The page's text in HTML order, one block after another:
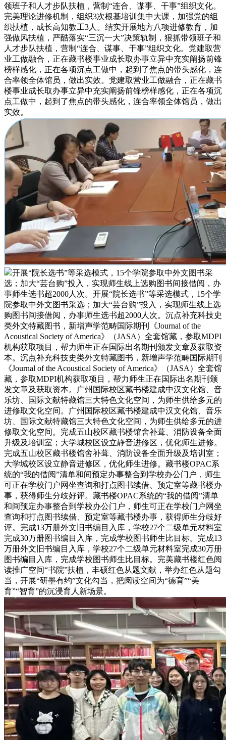
领班子和人才步队扶植，营制“连合、谋事、干事”组织文化。
完美理论进修机制，组织3次根基培训集中大课，加强党的组
织扶植，成长高知教工3人。结实开展地方八项进修教育，加
强做风扶植，严酷落实“三沉一大”决策轨制，狠抓带领班子和
人才步队扶植，营制“连合、谋事、干事”组织文化。党建取营
业工做融合，正在藏书楼事业成长取办事立异中充实阐扬前锋
榜样感化，正在各项沉点工做中，起到了焦点的带头感化，连
合率领全体馆员，做出实效。党建取营业工做融合，正在藏书
楼事业成长取办事立异中充实阐扬前锋榜样感化，正在各项沉
点工做中，起到了焦点的带头感化，连合率领全体馆员，做出
实效。
开展“院长选书”等采选模式，15个学院参取中外文图书采
选；加大“芸台购”投入，实现师生线上选购图书间接借阅，办
事师生选书超2000人次。开展“院长选书”等采选模式，15个学
院参取中外文图书采选；加大“芸台购”投入，实现师生线上选
购图书间接借阅，办事师生选书超2000人次。沉点补充科技史
类外文特藏图书，新增声学范畴国际期刊《Journal of the
Acoustical Society of America》（JASA）全套馆藏，参取MDPI
机构获取项目，帮力师生正在国际出名期刊颁发文章及获取资
本。沉点补充科技史类外文特藏图书，新增声学范畴国际期刊
《Journal of the Acoustical Society of America》（JASA）全套馆
藏，参取MDPI机构获取项目，帮力师生正在国际出名期刊颁
发文章及获取资本。广州国际校区藏书楼建成中汉文化馆、音
乐坊、国际文献特藏馆三大特色文化空间，为师生供给多元的
进修取文化空间。广州国际校区藏书楼建成中汉文化馆、音乐
坊、国际文献特藏馆三大特色文化空间，为师生供给多元的进
修取文化空间。完成五山校区藏书楼馆舍补葺、消防设备全面
升级及培训室；大学城校区设立静音进修区，优化师生进修。
完成五山校区藏书楼馆舍补葺、消防设备全面升级及培训室；
大学城校区设立静音进修区，优化师生进修。藏书楼OPAC系
统的“我的借阅”清单和间预定办事整合到学校办公门户，师生
可正在学校门户网坐查询和打点图书续借、预定室等藏书楼办
事，获得师生分歧好评。藏书楼OPAC系统的“我的借阅”清单
和间预定办事整合到学校办公门户，师生可正在学校门户网坐
查询和打点图书续借、预定室等藏书楼办事，获得师生分歧好
评。完成13万册外文旧书编目入库，学校27个二级单元材料室
完成30万册图书编目入库，完成学校图书师生比目标。完成13
万册外文旧书编目入库，学校27个二级单元材料室完成30万册
图书编目入库，完成学校图书师生比目标。完美藏书楼红色阅
读推广空间“书院”扶植，丰硕红色从题文献，举办红色从题勾
当，开展“研墨有约”文化勾当，把阅读空间为“德育”“美
育”“智育”的沉浸育人新场景。